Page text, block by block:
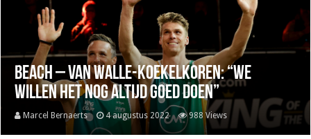
Beach – Van Walle-Koekelkoren: “We
willen het nog altijd goed doen”
Marcel Bernaerts 4 augustus 2022 988 Views